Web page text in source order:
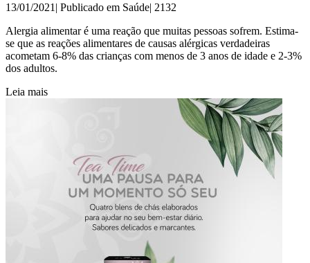
13/01/2021| Publicado em Saúde| 2132
Alergia alimentar é uma reação que muitas pessoas sofrem. Estima-
se que as reações alimentares de causas alérgicas verdadeiras
acometam 6-8% das crianças com menos de 3 anos de idade e 2-3%
dos adultos.
Leia mais